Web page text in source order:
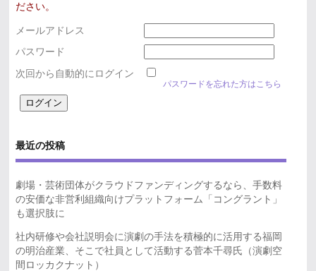
ださい。
メールアドレス
パスワード
次回から自動的にログイン
パスワードを忘れた方はこちら
最近の投稿
劇場・芸術団体がクラウドファンディングするなら、手数料
の安価な非営利組織向けプラットフォーム「コングラント」
も選択肢に
社内研修や会社説明会に演劇の手法を積極的に活用する福岡
の明治産業、そこで社員として活動する菅本千尋氏（演劇空
間ロッカクナット）